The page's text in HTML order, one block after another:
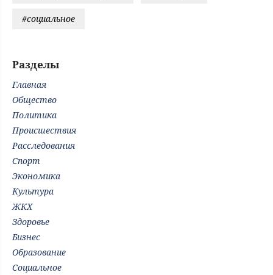
#социальное
Разделы
Главная
Общество
Политика
Происшествия
Расследования
Спорт
Экономика
Культура
ЖКХ
Здоровье
Бизнес
Образование
Социальное